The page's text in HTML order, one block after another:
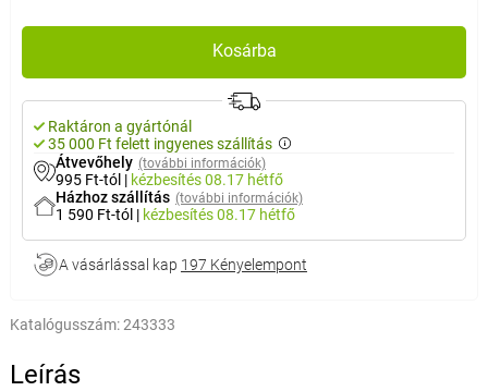
Kosárba
Raktáron a gyártónál
35 000 Ft felett ingyenes szállítás
Átvevőhely (további információk)
995 Ft-tól | kézbesítés08.17 hétfő
Házhoz szállítás (további információk)
1 590 Ft-tól | kézbesítés08.17 hétfő
A vásárlással kap 197 Kényelempont
Katalógusszám:243333
Leírás